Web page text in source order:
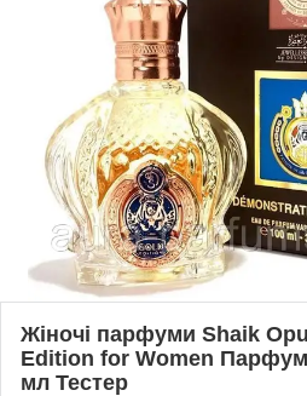
Жіночі парфуми Shaik
Edition for Women
мл Тестер